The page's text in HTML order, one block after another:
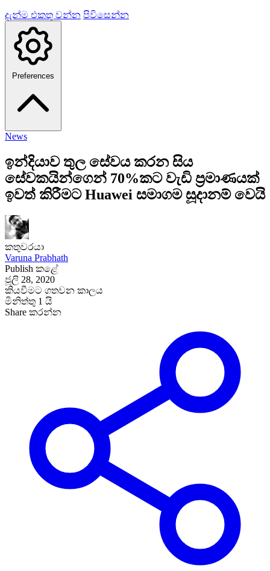
දැන්ම එකතු වන්න පිවිසෙන්න
Preferences
News
ඉන්දියාව තුල සේවය කරන සිය
සේවකයින්ගෙන් 70%කට වැඩි ප්‍රමාණයක්
ඉවත් කිරීමට Huawei සමාගම සූදානම් වෙයි
කතුවරයා
Varuna Prabhath
Publish කළේ
ජූලි 28, 2020
කියවීමට ගතවන කාලය
මිනිත්තු 1 යි
Share කරන්න